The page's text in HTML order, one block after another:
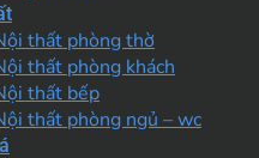
thất phòng thờ
thất phòng khách
thất bếp
thất phòng ngủ – wc